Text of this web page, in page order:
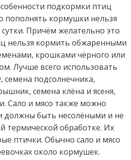
подкормки птиц
пополнять кормушки нельзя
Причём желательно это
нельзя кормить обжаренными
крошками чёрного или
Лучше всего использовать
семена подсолнечника,
семена клёна и ясеня,
Сало и мясо также можно
должны быть несолёными и не
термической обработке. Их
птички. Обычно сало и мясо
около кормушек.